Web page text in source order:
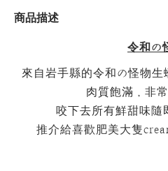
商品描述
令和の
來自岩手縣的令和の怪物生
肉質飽滿，非
咬下去所有鮮甜味隨
推介給喜歡肥美大隻